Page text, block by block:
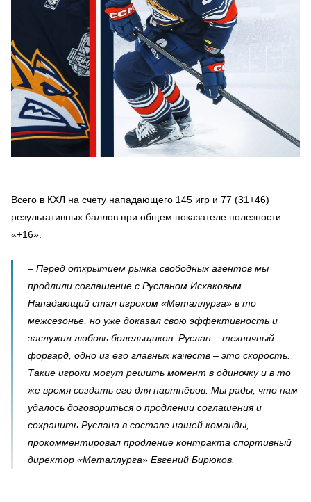
Всего в КХЛ на счету нападающего 145 игр и 77 (31+46)
результативных баллов при общем показателе полезности
«+16».
– Перед открытием рынка свободных агентов мы
продлили соглашение с Русланом Исхаковым.
Нападающий стал игроком «Металлурга» в то
межсезонье, но уже доказал свою эффективность и
заслужил любовь болельщиков. Руслан – техничный
форвард, одно из его главных качеств – это скорость.
Такие игроки могут решить момент в одиночку и в то
же время создать его для партнёров. Мы рады, что нам
удалось договориться о продлении соглашения и
сохранить Руслана в составе нашей команды, –
прокомментировал продление контракта спортивный
директор «Металлурга» Евгений Бирюков.